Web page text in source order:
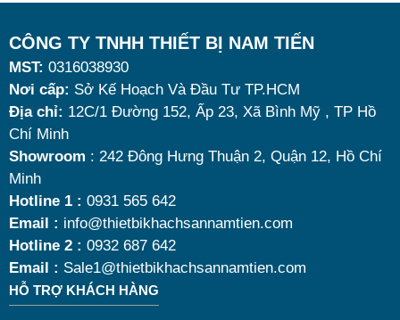
Tuy nhiên, giữa hàng loạt mẫu mã trên thị trường,
đâu là loại phù hợp nhất? Nên chọn nồi hâm buffet
dùng điện hay dùng cồn? Cùng tìm hiểu những tiêu
chí quan trọng giúp bạn chọn được mẫu
nóng thức ăn 9 lítchất lượng, bền đẹp và tối ưu chi
phí nhất hiện nay.
CÔNG TY TNHH THIẾT BỊ NAM TIẾN
MST: 0316038930
Nơi cấp: Sở Kế Hoạch Và Đầu Tư TP.HCM
Địa chỉ: 12C/1 Đường 152, Ấp 23, Xã Bình Mỹ , TP Hồ
Chí Minh
Showroom : 242 Đông Hưng Thuận 2, Quận 12, Hồ Chí
Minh
Hotline 1 : 0931 565 642
Email : info@thietbikhachsannamtien.com
Hotline 2 : 0932 687 642
Email : Sale1@thietbikhachsannamtien.com
HỖ TRỢ KHÁCH HÀNG